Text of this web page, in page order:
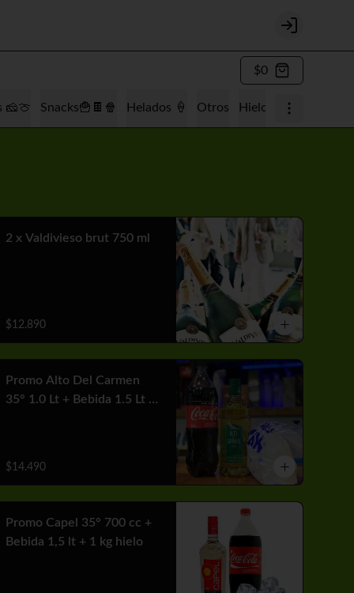
Login
$0
🧀🍈 Snacks🍟🍫🍿 Helados 🍦 Otros Hielo 🧊
2 x Valdivieso brut 750 ml
$12.890
Promo Alto Del Carmen
35° 1.0 Lt + Bebida 1.5 Lt +
$14.490
Promo Capel 35° 700 cc +
Bebida 1,5 lt + 1 kg hielo